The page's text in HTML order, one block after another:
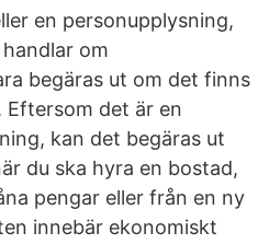
en personupplysning,
om
begäras ut om det finns
det är en
kan det begäras ut
du ska hyra en bostad,
pengar eller från en ny
innebär ekonomiskt